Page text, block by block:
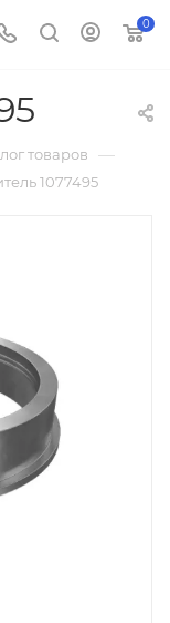
0
товаров —
1077495